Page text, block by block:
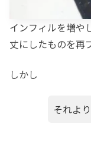
インフィルを増や
丈にしたものを再
しかし
それよ